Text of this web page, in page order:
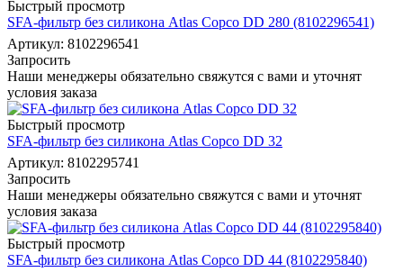
Быстрый просмотр
SFA-фильтр без силикона Atlas Copco DD 280 (8102296541)
Артикул: 8102296541
Запросить
Наши менеджеры обязательно свяжутся с вами и уточнят
условия заказа
Быстрый просмотр
SFA-фильтр без силикона Atlas Copco DD 32
Артикул: 8102295741
Запросить
Наши менеджеры обязательно свяжутся с вами и уточнят
условия заказа
Быстрый просмотр
SFA-фильтр без силикона Atlas Copco DD 44 (8102295840)